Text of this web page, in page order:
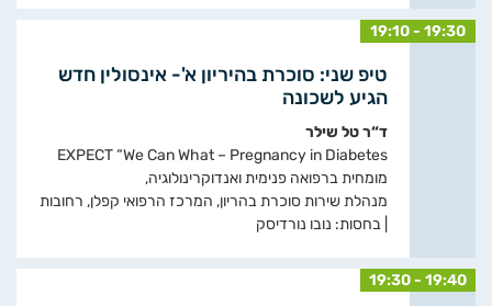
19:10 - 19:30
טיפ שני: סוכרת בהיריון א'- אינסולין חדש
הגיע לשכונה
ד“ר טל שילר
EXPECT “We Can What – Pregnancy in Diabetes
מומחית ברפואה פנימית ואנדוקרינולוגיה,
מנהלת שירות סוכרת בהריון, המרכז הרפואי קפלן, רחובות
| בחסות: נובו נורדיסק
19:30 - 19:40